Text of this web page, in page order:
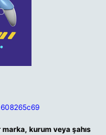
kurum veya şahıs